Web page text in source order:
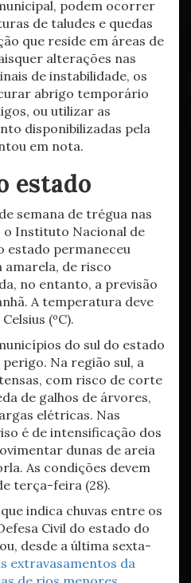
podem ocorrer
de taludes e quedas
que reside em áreas de
alterações nas
de instabilidade, os
abrigo temporário
ou utilizar as
disponibilizadas pela
em nota.
estado
semana de trégua nas
o Instituto Nacional de
estado permaneceu
amarela, de risco
no entanto, a previsão
A temperatura deve
(ºC).
do sul do estado
Na região sul, a
com risco de corte
de galhos de árvores,
elétricas. Nas
é de intensificação dos
dunas de areia
As condições devem
terça-feira (28).
indica chuvas entre os
Civil do estado do
desde a última sexta-
extravasamentos da